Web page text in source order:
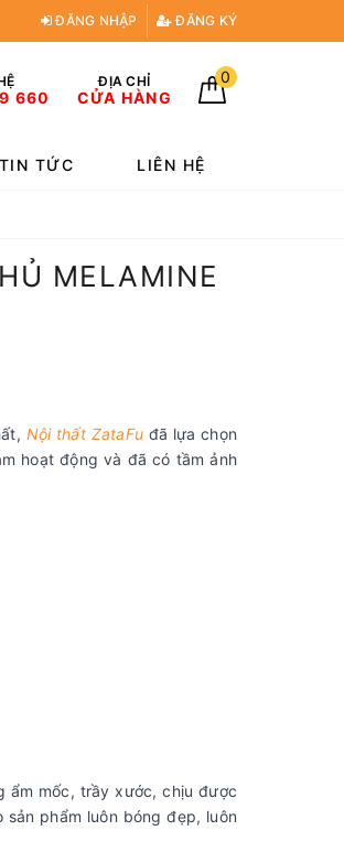
ĐĂNG NHẬP ĐĂNG KÝ
660
ĐỊA CHỈ
CỬA HÀNG
0
TIN TỨC LIÊN HỆ
MELAMINE
Nội thất ZataFu đã lựa chọn
hoạt động và đã có tầm ảnh
ẩm mốc, trầy xước, chịu được
phẩm luôn bóng đẹp, luôn